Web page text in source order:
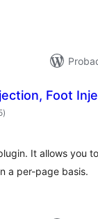
Foot
valoracións
totais
)
It allows you
a per-page basis.